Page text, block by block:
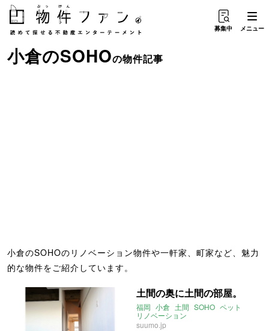
募集中 メニュー
小倉のSOHOの物件記事
小倉のSOHOのリノベーション物件や一軒家、町家など、魅力
的な物件をご紹介しています。
土間の奥に土間の部屋。
福岡 小倉 土間 SOHO ペット
リノベーション
suumo.jp